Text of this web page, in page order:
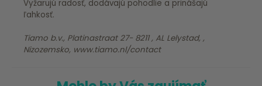
Vyžarujú radosť, dodávajú pohodlie a prinášajú
ľahkosť.
Tiamo b.v., Platinastraat 27- 8211 , AL Lelystad, ,
Nizozemsko, www.tiamo.nl/contact